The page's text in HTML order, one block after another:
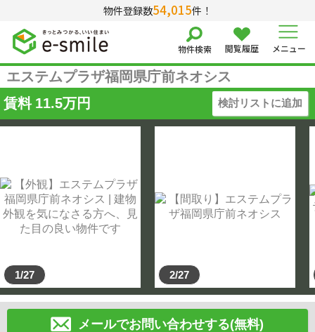
物件登録数54,015件！
物件検索 閲覧履歴 メニュー
エステムプラザ福岡県庁前ネオシス
賃料 11.5万円 検討リストに追加
1/27 2/27
メールでお問い合わせする(無料)